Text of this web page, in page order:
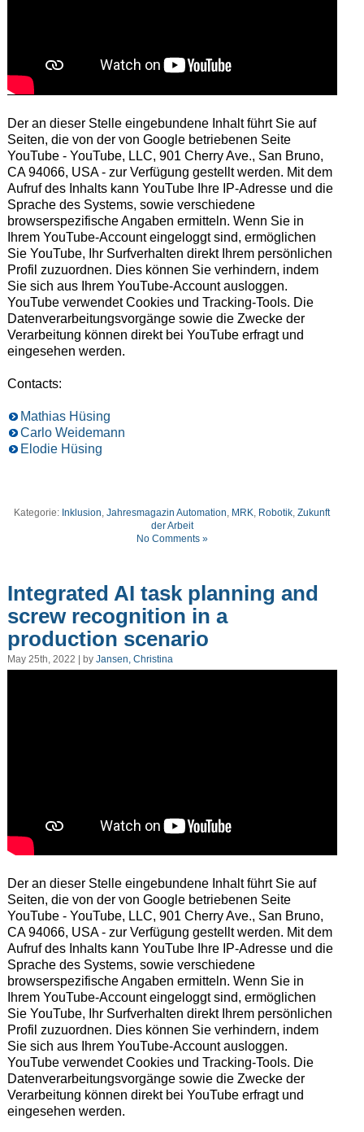
Der an dieser Stelle eingebundene Inhalt führt Sie auf
Seiten, die von der von Google betriebenen Seite
YouTube - YouTube, LLC, 901 Cherry Ave., San Bruno,
CA 94066, USA - zur Verfügung gestellt werden. Mit dem
Aufruf des Inhalts kann YouTube Ihre IP-Adresse und die
Sprache des Systems, sowie verschiedene
browserspezifische Angaben ermitteln. Wenn Sie in
Ihrem YouTube-Account eingeloggt sind, ermöglichen
Sie YouTube, Ihr Surfverhalten direkt Ihrem persönlichen
Profil zuzuordnen. Dies können Sie verhindern, indem
Sie sich aus Ihrem YouTube-Account ausloggen.
YouTube verwendet Cookies und Tracking-Tools. Die
Datenverarbeitungsvorgänge sowie die Zwecke der
Verarbeitung können direkt bei YouTube erfragt und
eingesehen werden.
Contacts:
Mathias Hüsing
Carlo Weidemann
Elodie Hüsing
Kategorie: Inklusion ,Jahresmagazin Automation MRK Robotik ,Zukunft
der Arbeit
No Comments »
Integrated AI task planning and
screw recognition in a
production scenario
May 25th, 2022 | by Jansen, Christina
Der an dieser Stelle eingebundene Inhalt führt Sie auf
Seiten, die von der von Google betriebenen Seite
YouTube - YouTube, LLC, 901 Cherry Ave., San Bruno,
CA 94066, USA - zur Verfügung gestellt werden. Mit dem
Aufruf des Inhalts kann YouTube Ihre IP-Adresse und die
Sprache des Systems, sowie verschiedene
browserspezifische Angaben ermitteln. Wenn Sie in
Ihrem YouTube-Account eingeloggt sind, ermöglichen
Sie YouTube, Ihr Surfverhalten direkt Ihrem persönlichen
Profil zuzuordnen. Dies können Sie verhindern, indem
Sie sich aus Ihrem YouTube-Account ausloggen.
YouTube verwendet Cookies und Tracking-Tools. Die
Datenverarbeitungsvorgänge sowie die Zwecke der
Verarbeitung können direkt bei YouTube erfragt und
eingesehen werden.